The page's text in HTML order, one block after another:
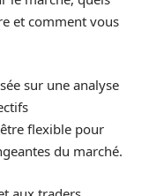
et comment vous
sur une analyse
flexible pour
du marché.